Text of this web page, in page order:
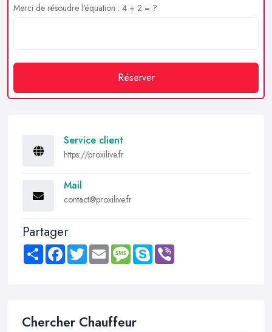
Merci de résoudre l'équation : 4 + 2 = ?
Réserver
Service client
https://proxilive.fr
Mail
contact@proxilive.fr
Partager
Share FacebookTwitter Email MessageSkype
Chercher Chauffeur